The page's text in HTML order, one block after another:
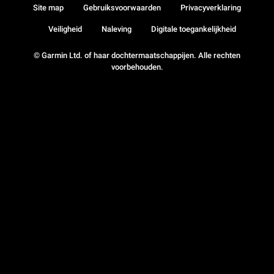
© Garmin Ltd. of haar dochtermaatschappijen. Alle rechten
voorbehouden.
Site map Gebruiksvoorwaarden Privacyverklaring
Veiligheid Naleving Digitale toegankelijkheid